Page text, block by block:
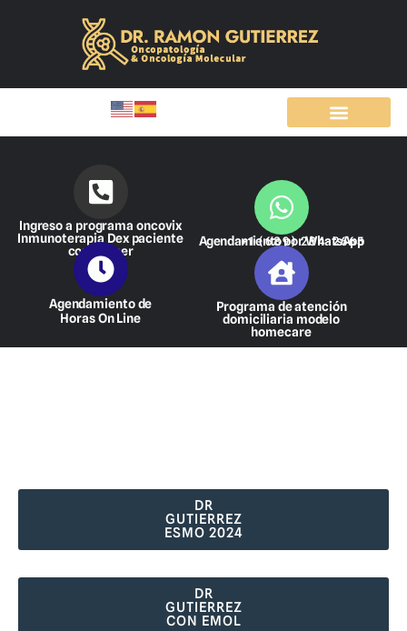
Ingreso a programa oncovix
Inmunoterapia Dex paciente
con cáncer
Agendamiento por WhatsApp
+1 (689) 284-2665
Agendamiento de
Horas On Line
Programa de atención
domiciliaria modelo
homecare
DR
GUTIERREZ
ESMO 2024
DR
GUTIERREZ
CON EMOL